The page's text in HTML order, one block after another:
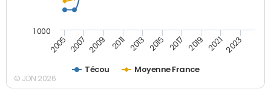
Técou Moyenne France
2005 2007 2009 2011 2013 2015 2017 2019 2021 2023
1 000
© JDN 2026